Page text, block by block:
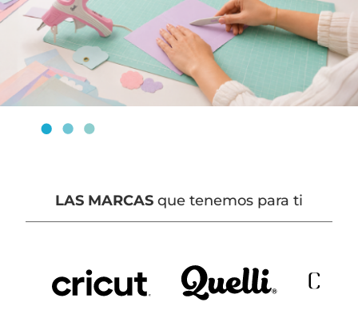
LAS MARCAS que tenemos para ti